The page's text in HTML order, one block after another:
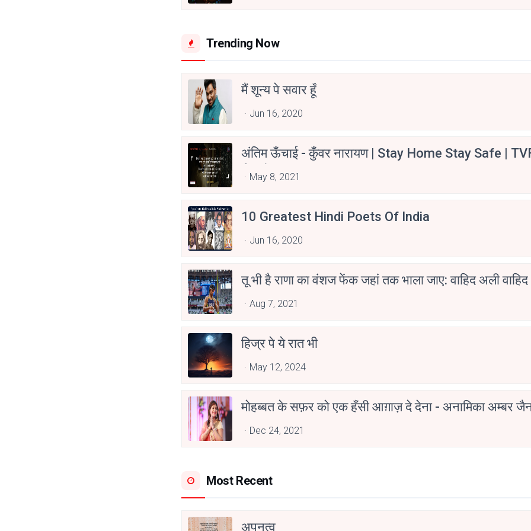
Trending Now
मैं शून्य पे सवार हूँ
Jun 16, 2020
अंतिम ऊँचाई - कुँवर नारायण | Stay Home Stay Safe |
Aspirants
May 8, 2021
10 Greatest Hindi Poets Of India
Jun 16, 2020
तू भी है राणा का वंशज फेंक जहां तक भाला जाए: वाहिद अली वाहिद
Aug 7, 2021
हिज्र पे ये रात भी
May 12, 2024
मोहब्बत के सफ़र को एक हँसी आग़ाज़ दे देना - अनामिका अम्बर
Dec 24, 2021
Most Recent
अपनत्व